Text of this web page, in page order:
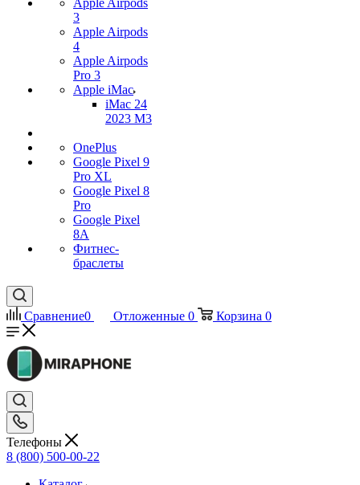
Apple Airpods
3
Apple Airpods
4
Apple Airpods
Pro 3
Apple iMac
iMac 24
2023 M3
OnePlus
Google Pixel 9
Pro XL
Google Pixel 8
Pro
Google Pixel
8A
Фитнес-
браслеты
Сравнение0 Отложенные 0 Корзина 0
Телефоны
8 (800) 500-00-22